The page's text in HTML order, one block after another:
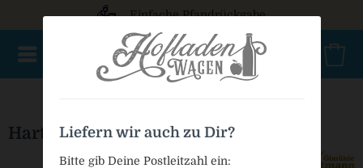
Einfache Pfandrückgabe
Hartmann Rosmarinöl
Liefern wir auch zu Dir?
Bitte gib Deine Postleitzahl ein: